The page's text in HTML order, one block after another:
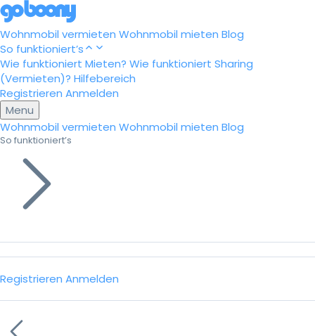
Wohnmobil vermieten Wohnmobil mieten Blog
So funktioniert’s
Wie funktioniert Mieten? Wie funktioniert Sharing
(Vermieten)? Hilfebereich
Registrieren Anmelden
Menu
Wohnmobil vermieten Wohnmobil mieten Blog
So funktioniert’s
Registrieren Anmelden